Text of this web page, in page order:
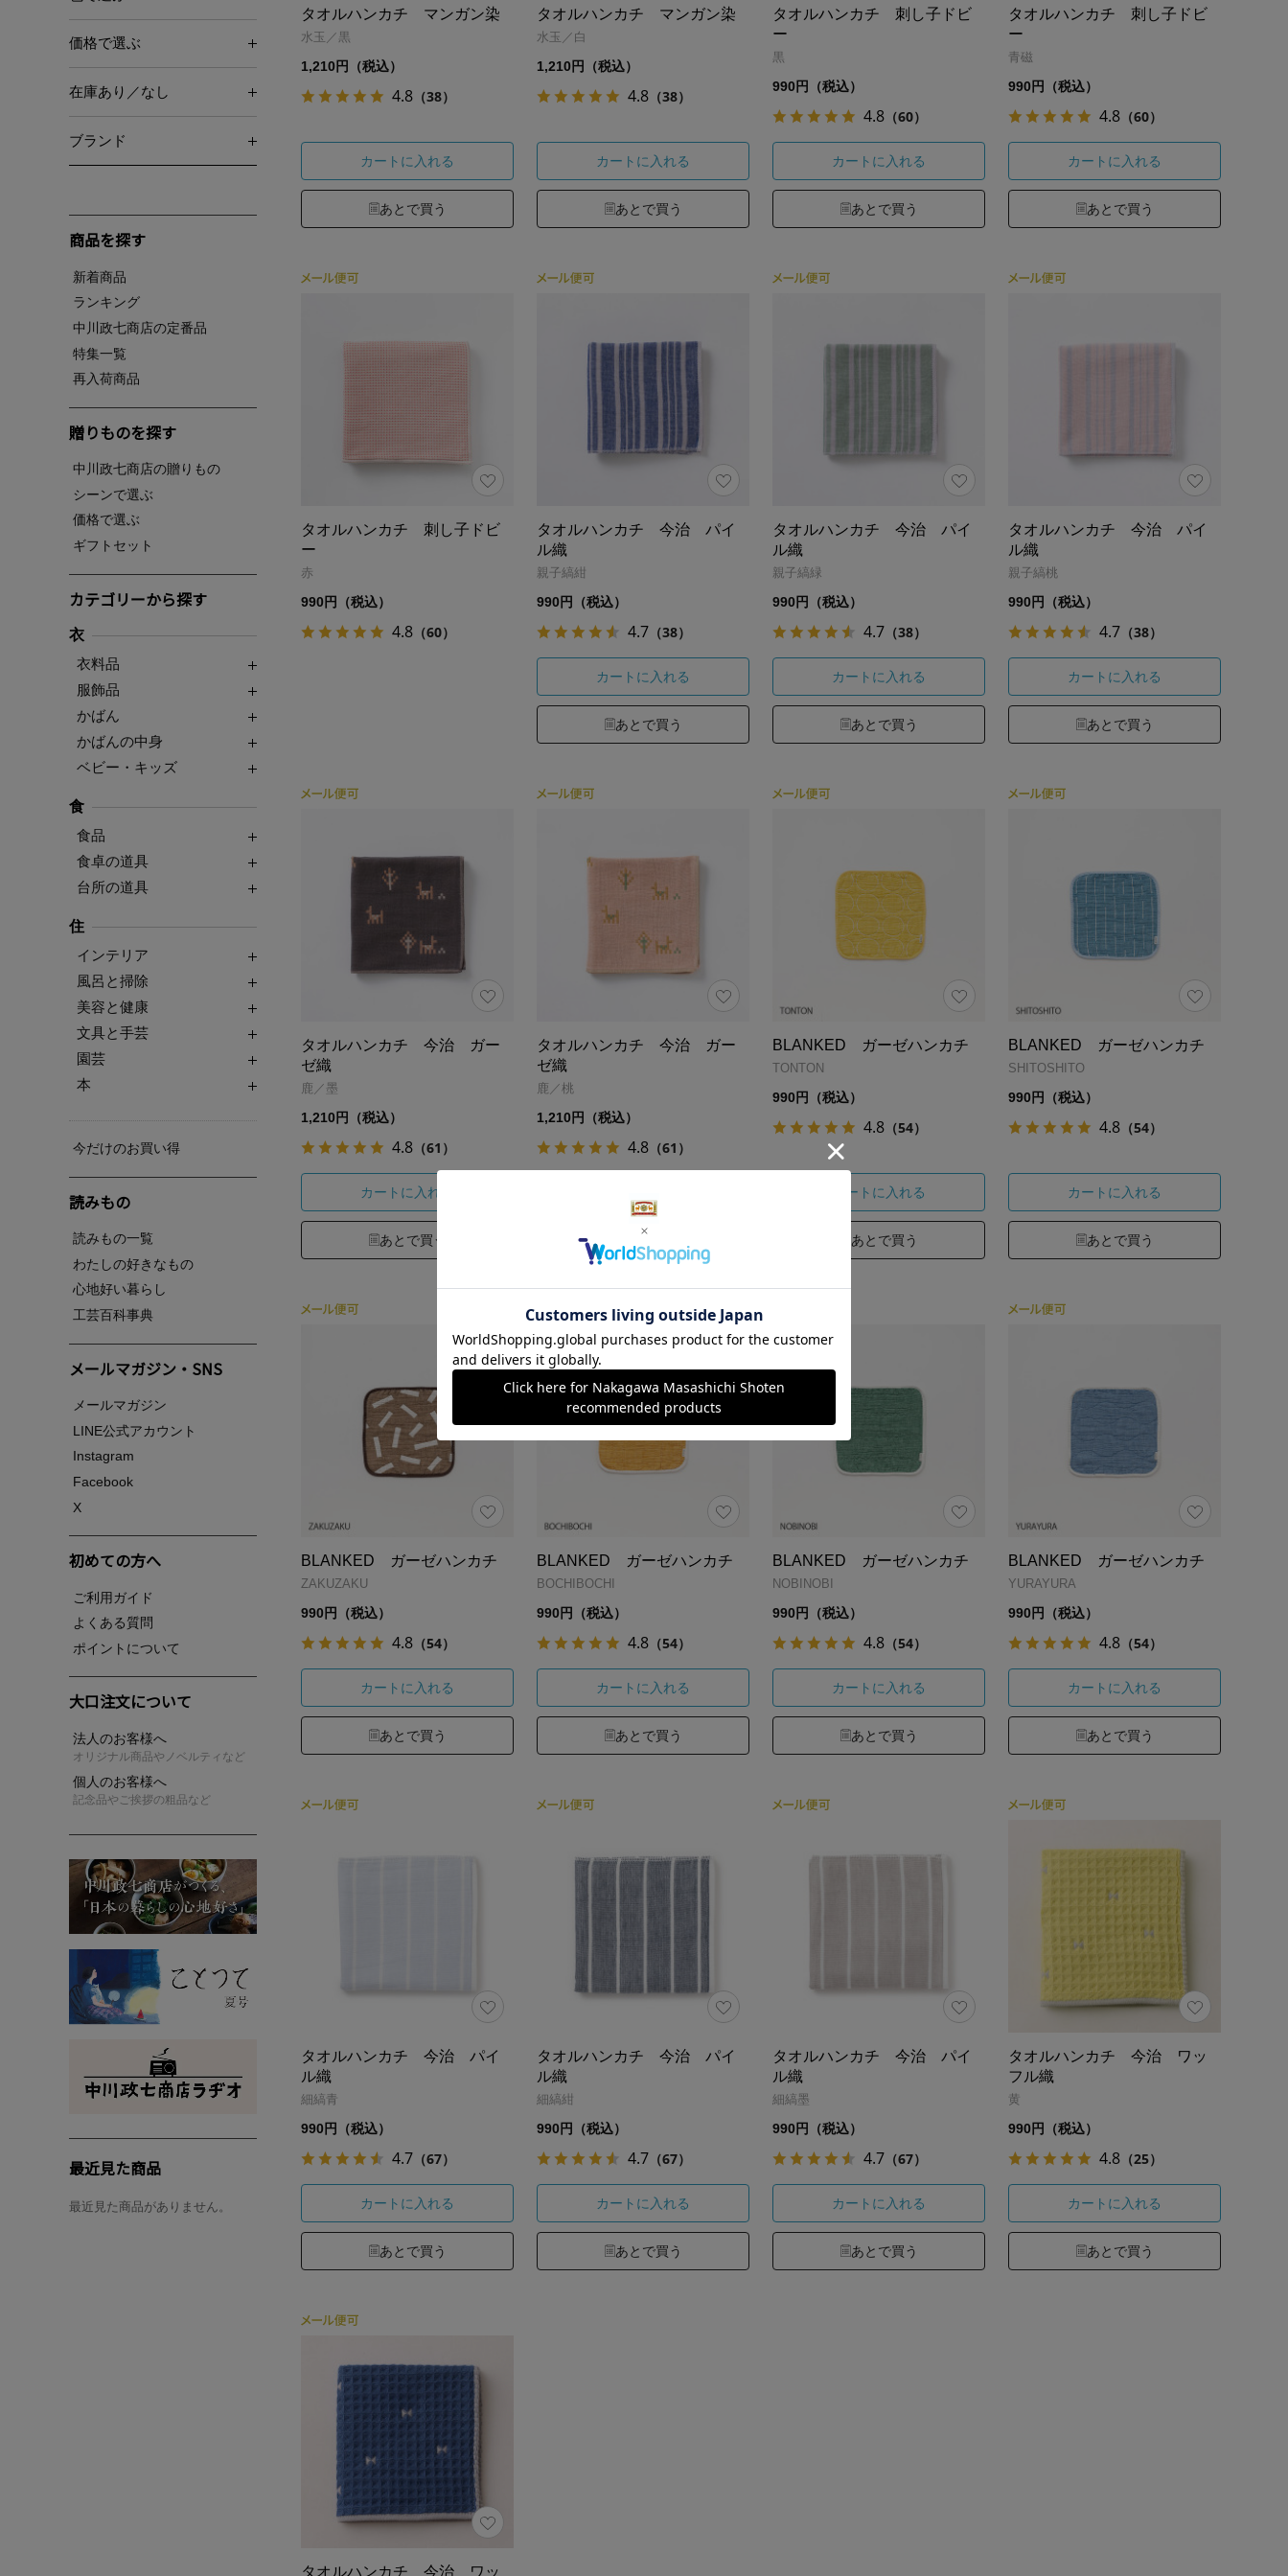
価格で選ぶ
在庫あり／なし
ブランド
商品を探す
新着商品
ランキング
中川政七商店の定番品
特集一覧
再入荷商品
贈りものを探す
中川政七商店の贈りもの
シーンで選ぶ
価格で選ぶ
ギフトセット
カテゴリーから探す
衣
衣料品
服飾品
かばん
かばんの中身
ベビー・キッズ
食
食品
食卓の道具
台所の道具
住
インテリア
風呂と掃除
美容と健康
文具と手芸
園芸
本
今だけのお買い得
読みもの
読みもの一覧
わたしの好きなもの
心地好い暮らし
工芸百科事典
メールマガジン・SNS
メールマガジン
LINE公式アカウント
Instagram
Facebook
X
初めての方へ
ご利用ガイド
よくある質問
ポイントについて
大口注文について
法人のお客様へ
オリジナル商品やノベルティなど
個人のお客様へ
記念品やご挨拶の粗品など
最近見た商品
最近見た商品がありません。
タオルハンカチ マンガン染
水玉／黒
1,210円（税込）
4.8 （38）
カートに入れる
あとで買う
タオルハンカチ マンガン染
水玉／白
1,210円（税込）
4.8 （38）
カートに入れる
あとで買う
タオルハンカチ 刺し子ドビ
ー
黒
990円（税込）
4.8 （60）
カートに入れる
あとで買う
タオルハンカチ 刺し子ドビ
ー
青磁
990円（税込）
4.8 （60）
カートに入れる
あとで買う
タオルハンカチ 刺し子ドビ
ー
赤
990円（税込）
4.8 （60）
タオルハンカチ 今治 パイ
ル織
親子縞紺
990円（税込）
4.7 （38）
カートに入れる
あとで買う
タオルハンカチ 今治 パイ
ル織
親子縞緑
990円（税込）
4.7 （38）
カートに入れる
あとで買う
タオルハンカチ 今治 パイ
ル織
親子縞桃
990円（税込）
4.7 （38）
カートに入れる
あとで買う
タオルハンカチ 今治 ガー
ゼ織
鹿／墨
1,210円（税込）
4.8 （61）
カートに入れる
あとで買う
タオルハンカチ 今治 ガー
ゼ織
鹿／桃
1,210円（税込）
4.8 （61）
BLANKED ガーゼハンカチ
TONTON
990円（税込）
4.8 （54）
カートに入れる
あとで買う
BLANKED ガーゼハンカチ
SHITOSHITO
990円（税込）
4.8 （54）
カートに入れる
あとで買う
BLANKED ガーゼハンカチ
ZAKUZAKU
990円（税込）
4.8 （54）
カートに入れる
あとで買う
BLANKED ガーゼハンカチ
BOCHIBOCHI
990円（税込）
4.8 （54）
カートに入れる
あとで買う
BLANKED ガーゼハンカチ
NOBINOBI
990円（税込）
4.8 （54）
カートに入れる
あとで買う
BLANKED ガーゼハンカチ
YURAYURA
990円（税込）
4.8 （54）
カートに入れる
あとで買う
タオルハンカチ 今治 パイ
ル織
細縞青
990円（税込）
4.7 （67）
カートに入れる
あとで買う
タオルハンカチ 今治 パイ
ル織
細縞紺
990円（税込）
4.7 （67）
カートに入れる
あとで買う
タオルハンカチ 今治 パイ
ル織
細縞墨
990円（税込）
4.7 （67）
カートに入れる
あとで買う
タオルハンカチ 今治 ワッ
フル織
黄
990円（税込）
4.8 （25）
カートに入れる
あとで買う
タオルハンカチ 今治 ワッ